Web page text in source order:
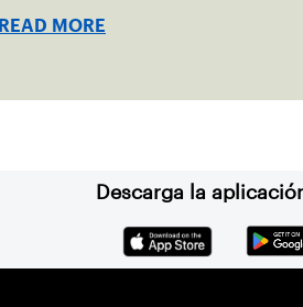
READ MORE
Descarga la